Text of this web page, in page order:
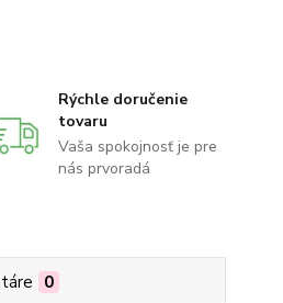
Rýchle doručenie
tovaru
Vaša spokojnosť je pre
nás prvoradá
0